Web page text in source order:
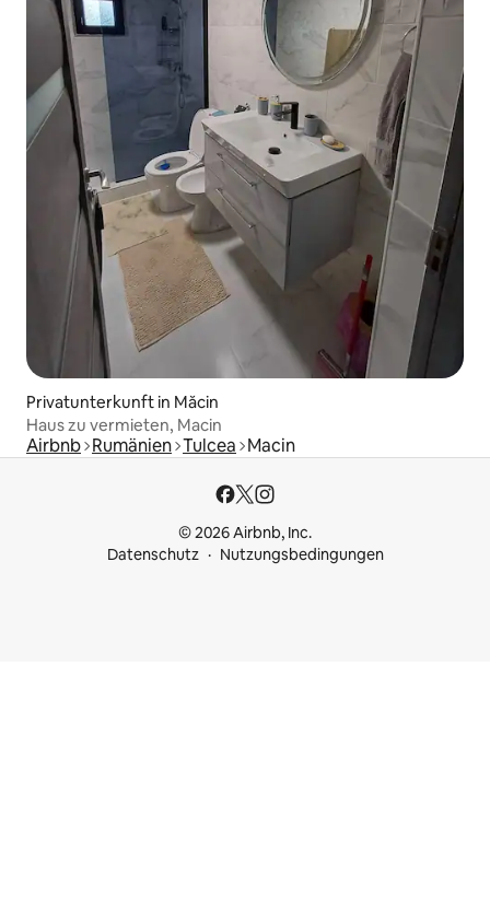
Privatunterkunft in Măcin
Haus zu vermieten, Macin
Airbnb Rumänien Tulcea Macin
© 2026 Airbnb, Inc.
Datenschutz
Nutzungsbedingungen